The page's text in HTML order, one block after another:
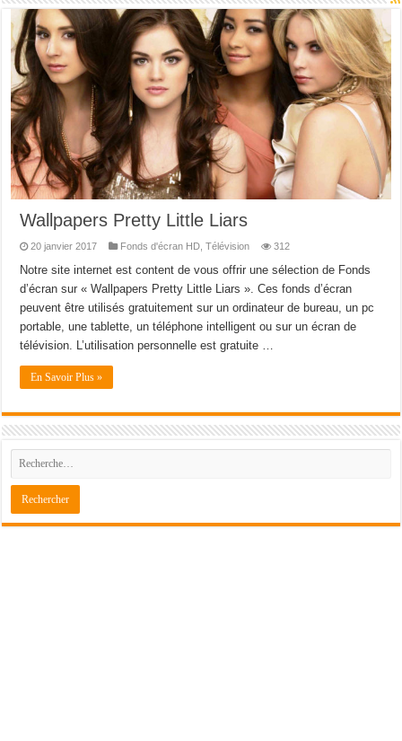
Wallpapers Pretty Little Liars
20 janvier 2017 Fonds d'écran HD ,Télévision 312
Notre site internet est content de vous offrir une sélection de Fonds
d’écran sur « Wallpapers Pretty Little Liars ». Ces fonds d’écran
peuvent être utilisés gratuitement sur un ordinateur de bureau, un pc
portable, une tablette, un téléphone intelligent ou sur un écran de
télévision. L’utilisation personnelle est gratuite …
En Savoir Plus »